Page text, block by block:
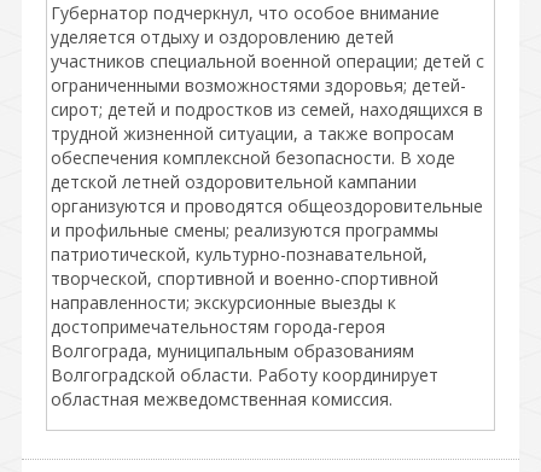
Губернатор подчеркнул, что особое внимание
уделяется отдыху и оздоровлению детей
участников специальной военной операции; детей с
ограниченными возможностями здоровья; детей-
сирот; детей и подростков из семей, находящихся в
трудной жизненной ситуации, а также вопросам
обеспечения комплексной безопасности. В ходе
детской летней оздоровительной кампании
организуются и проводятся общеоздоровительные
и профильные смены; реализуются программы
патриотической, культурно-познавательной,
творческой, спортивной и военно-спортивной
направленности; экскурсионные выезды к
достопримечательностям города-героя
Волгограда, муниципальным образованиям
Волгоградской области. Работу координирует
областная межведомственная комиссия.